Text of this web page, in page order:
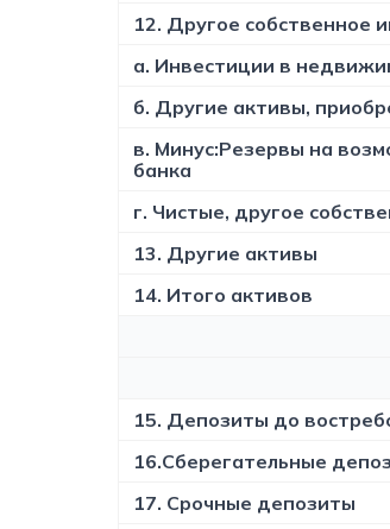
12. Другое собственное
а. Инвестиции в
б. Другие активы,
в. Минус:Резервы на
банка
г. Чистые, другое
13. Другие активы
14. Итого активов
15. Депозиты до
16.Сберегательные
17. Срочные депозиты